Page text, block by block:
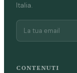
Italia.
CONTENUTI